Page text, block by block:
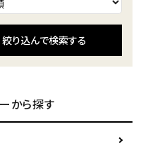
絞り込んで検索する
から探す